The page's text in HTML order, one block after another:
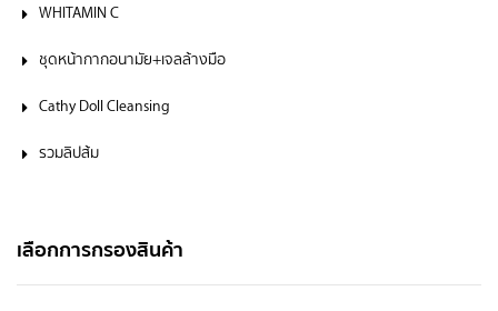
WHITAMIN C
ชุดหน้ากากอนามัย+เจลล้างมือ
Cathy Doll Cleansing
รวมลิปส้ม
เลือกการกรองสินค้า